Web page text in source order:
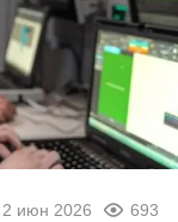
2 июн 2026 693